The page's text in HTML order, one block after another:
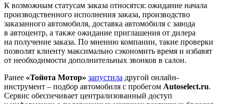
К возможным статусам заказа относятся: ожидание начала
производственного исполнения заказа, производство
заказанного автомобиля, доставка автомобиля с завода
в автоцентр, а также ожидание приглашения от дилера
на получение заказа. По мнению компании, такие проверки
позволят клиенту максимально сэкономить время и избавят
от необходимости дополнительных звонков в салон.
Ранее «Тойота Мотор» запустила другой онлайн-
инструмент – подбор автомобиля с пробегом Autoselect.ru.
Сервис обеспечивает централизованный доступ